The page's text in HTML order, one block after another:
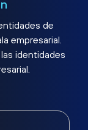
de
empresarial.
identidades